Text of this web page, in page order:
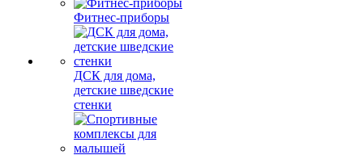
Фитнес-приборы
ДСК для дома,
детские шведские
стенки